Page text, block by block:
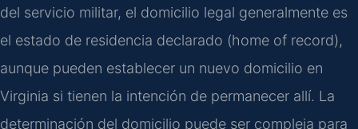
del servicio militar, el domicilio legal generalmente es
el estado de residencia declarado (home of record),
aunque pueden establecer un nuevo domicilio en
Virginia si tienen la intención de permanecer allí. La
determinación del domicilio puede ser compleja para